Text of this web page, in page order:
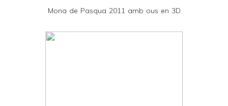
Mona de Pasqua 2011 amb ous en 3D